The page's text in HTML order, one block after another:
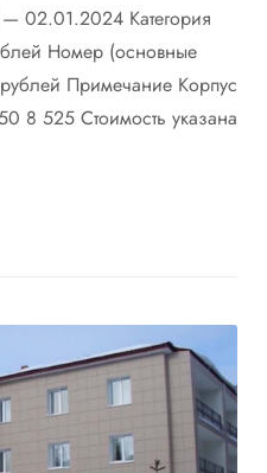
02.01.2024 Категория
Номер (основные
Примечание Корпус
8 525 Стоимость указана